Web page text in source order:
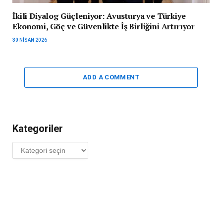
İkili Diyalog Güçleniyor: Avusturya ve Türkiye
Ekonomi, Göç ve Güvenlikte İş Birliğini Artırıyor
30 NISAN 2026
ADD A COMMENT
Kategoriler
Kategoriler